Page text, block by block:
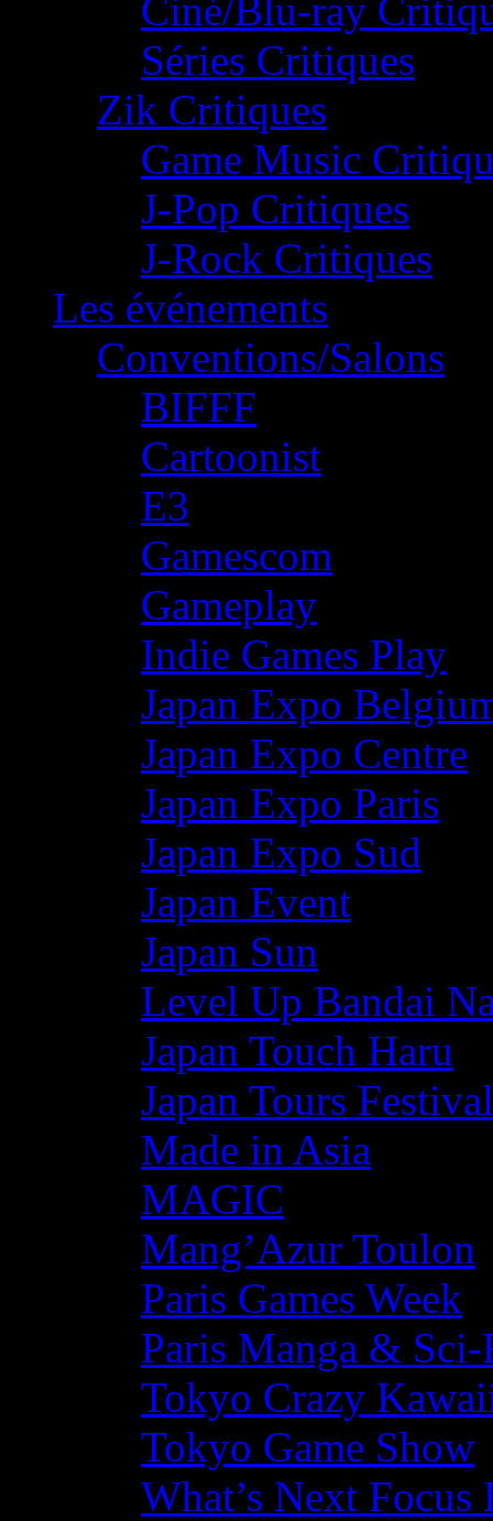
Ciné/Blu-ray
Séries Critiques
Zik Critiques
Game Music
J-Pop Critiques
J-Rock Critiques
Les événements
Conventions/Salons
BIFFF
Cartoonist
E3
Gamescom
Gameplay
Indie Games Play
Japan Expo
Japan Expo Centre
Japan Expo Paris
Japan Expo Sud
Japan Event
Japan Sun
Level Up Bandai
Japan Touch Haru
Japan Tours Festival
Made in Asia
MAGIC
Mang’Azur Toulon
Paris Games Week
Paris Manga &
Tokyo Crazy
Tokyo Game Show
What’s Next